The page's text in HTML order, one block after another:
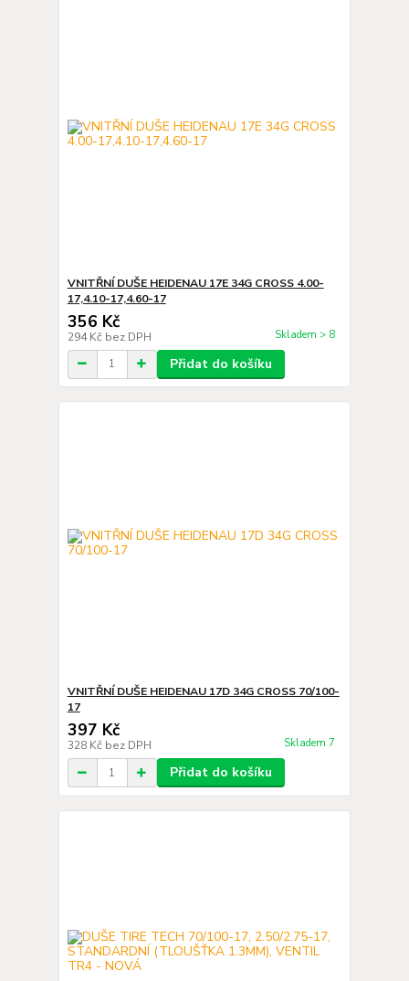
VNITŘNÍ DUŠE HEIDENAU 17E 34G CROSS 4.00-
17,4.10-17,4.60-17
356 Kč
294 Kč bez DPH Skladem > 8
Přidat do košíku
VNITŘNÍ DUŠE HEIDENAU 17D 34G CROSS 70/100-
17
397 Kč
328 Kč bez DPH Skladem 7
Přidat do košíku